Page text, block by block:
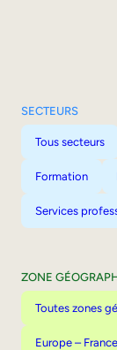
SECTEURS
Tous secteurs
Formation
Services
ZONE
Toutes zones
Europe – France